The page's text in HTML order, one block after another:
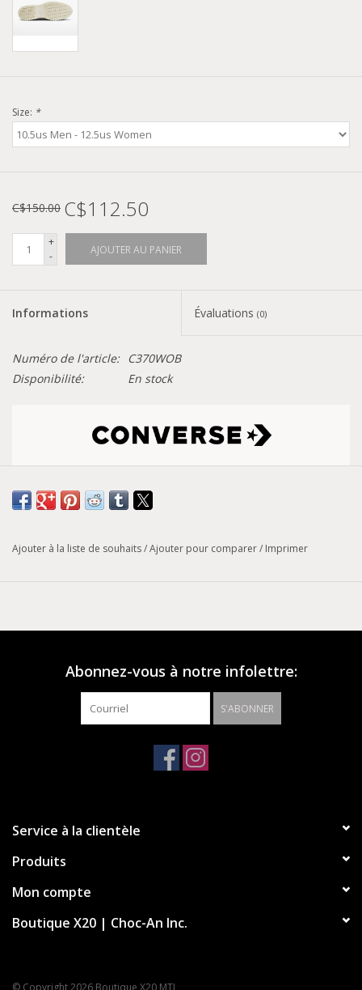
Size: *
C$150.00 C$112.50
+
-
AJOUTER AU PANIER
Informations Évaluations (0)
Numéro de l'article:
C370WOB
Disponibilité:
En stock
Tableau de conversion des pointures
Modèle : Chuck 70 Gore-Tex
Ajouter à la liste de souhaits/Ajouter pour comparer/ Imprimer
Abonnez-vous à notre infolettre:
S'ABONNER
Service à la clientèle
Produits
Mon compte
Boutique X20 | Choc-An Inc.